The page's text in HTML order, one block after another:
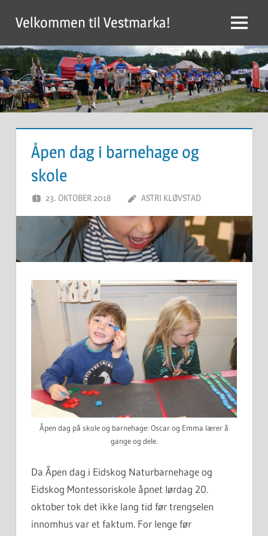
content
Velkommen til Vestmarka! Menu
Åpen dag i barnehage og
skole
23. OKTOBER 2018 ASTRI KLØVSTAD
Åpen dag på skole og barnehage: Oscar og Emma lærer å
gange og dele.
Da Åpen dag i Eidskog Naturbarnehage og
Eidskog Montessoriskole åpnet lørdag 20.
oktober tok det ikke lang tid før trengselen
innomhus var et faktum. For lenge før